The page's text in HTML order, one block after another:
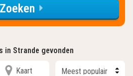
Zoeken
in Strande gevonden
Kaart